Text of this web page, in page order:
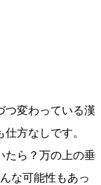
つ変わっている漢
方なしです。
たら？万の上の垂
な可能性もあっ